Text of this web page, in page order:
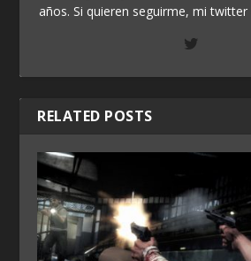
años. Si quieren seguirme, mi twitter
RELATED POSTS